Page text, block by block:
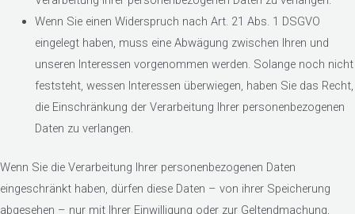
Wenn Sie einen Widerspruch nach Art. 21 Abs. 1 DSGVO
eingelegt haben, muss eine Abwägung zwischen Ihren und
unseren Interessen vorgenommen werden. Solange noch nicht
feststeht, wessen Interessen überwiegen, haben Sie das Recht,
die Einschränkung der Verarbeitung Ihrer personenbezogenen
Daten zu verlangen.
Wenn Sie die Verarbeitung Ihrer personenbezogenen Daten
eingeschränkt haben, dürfen diese Daten – von ihrer Speicherung
abgesehen – nur mit Ihrer Einwilligung oder zur Geltendmachung,